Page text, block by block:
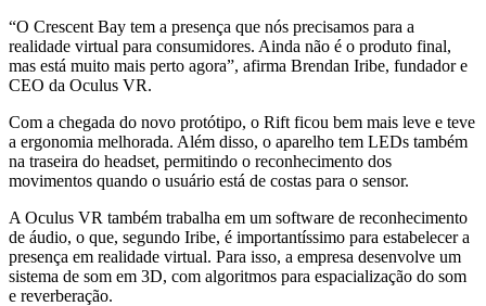
“O Crescent Bay tem a presença que nós precisamos para a
realidade virtual para consumidores. Ainda não é o produto final,
mas está muito mais perto agora”, afirma Brendan Iribe, fundador e
CEO da Oculus VR.
Com a chegada do novo protótipo, o Rift ficou bem mais leve e teve
a ergonomia melhorada. Além disso, o aparelho tem LEDs também
na traseira do headset, permitindo o reconhecimento dos
movimentos quando o usuário está de costas para o sensor.
A Oculus VR também trabalha em um software de reconhecimento
de áudio, o que, segundo Iribe, é importantíssimo para estabelecer a
presença em realidade virtual. Para isso, a empresa desenvolve um
sistema de som em 3D, com algoritmos para espacialização do som
e reverberação.